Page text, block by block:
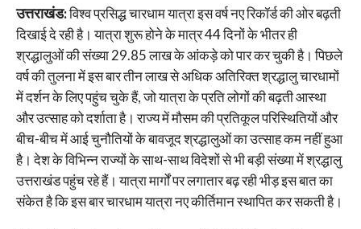
उत्तराखंड:विश्व प्रसिद्ध चारधाम यात्रा इस वर्ष नए रिकॉर्ड की ओर बढ़ती
दिखाई दे रही है। यात्रा शुरू होने के मात्र 44 दिनों के भीतर ही
श्रद्धालुओं की संख्या 29.85 लाख के आंकड़े को पार कर चुकी है। पिछले
वर्ष की तुलना में इस बार तीन लाख से अधिक अतिरिक्त श्रद्धालु चारधामों
में दर्शन के लिए पहुंच चुके हैं, जो यात्रा के प्रति लोगों की बढ़ती आस्था
और उत्साह को दर्शाता है। राज्य में मौसम की प्रतिकूल परिस्थितियों और
बीच-बीच में आई चुनौतियों के बावजूद श्रद्धालुओं का उत्साह कम नहीं हुआ
है। देश के विभिन्न राज्यों के साथ-साथ विदेशों से भी बड़ी संख्या में श्रद्धालु
उत्तराखंड पहुंच रहे हैं। यात्रा मार्गों पर लगातार बढ़ रही भीड़ इस बात का
संकेत है कि इस बार चारधाम यात्रा नए कीर्तिमान स्थापित कर सकती है।